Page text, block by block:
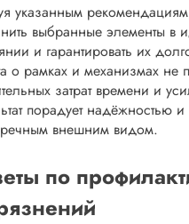
указанным
выбранные элементы в
и гарантировать их
о рамках и механизмах не
затрат времени и
порадует надёжностью и
внешним видом.
по